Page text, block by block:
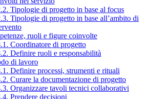
Tipologie di progetto in base al focus
Tipologie di progetto in base all’ambito di
ruoli e figure coinvolte
Coordinatore di progetto
Definire ruoli e responsabilità
di lavoro
Definire processi, strumenti e rituali
Curare la documentazione di progetto
Organizzare tavoli tecnici collaborativi
Prendere decisioni